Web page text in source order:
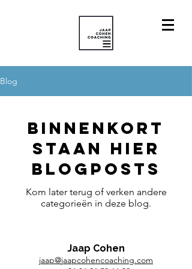
Blog
Binnenkort
staan hier
blogposts
Kom later terug of verken andere
categorieën in deze blog.
Jaap Cohen
jaap@jaapcohencoaching.com